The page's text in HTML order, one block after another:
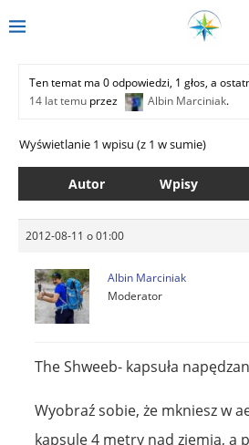
Ten temat ma 0 odpowiedzi, 1 głos, a
14 lat temu przez Albin Marciniak.
Wyświetlanie 1 wpisu (z 1 w sumie)
Autor Wpisy
2012-08-11 o 01:00
Albin Marciniak
Moderator
The Shweeb- kapsuła
Wyobraź sobie, że mkniesz w
kapsule 4 metry nad ziemią, a